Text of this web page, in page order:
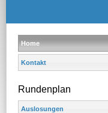
Home
Kontakt
Rundenplan
Auslosungen